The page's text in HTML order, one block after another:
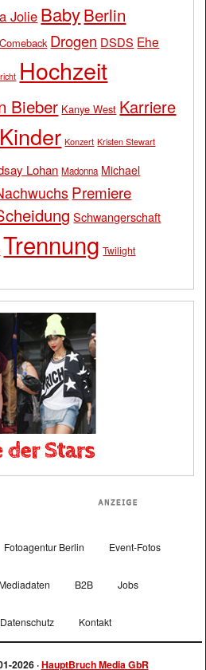
Jolie BabyBerlin
Comeback Drogen DSDS Ehe
Hochzeit
Bieber Kanye West Karriere
Kinder Konzert Kristen Stewart
Lohan Madonna Michael
Premiere
Schwangerschaft
Trennung Twilight
Fotoagentur Berlin Event-Fotos
Mediadaten B2B Jobs
Kontakt
2026 ·HauptBruch Media GbR